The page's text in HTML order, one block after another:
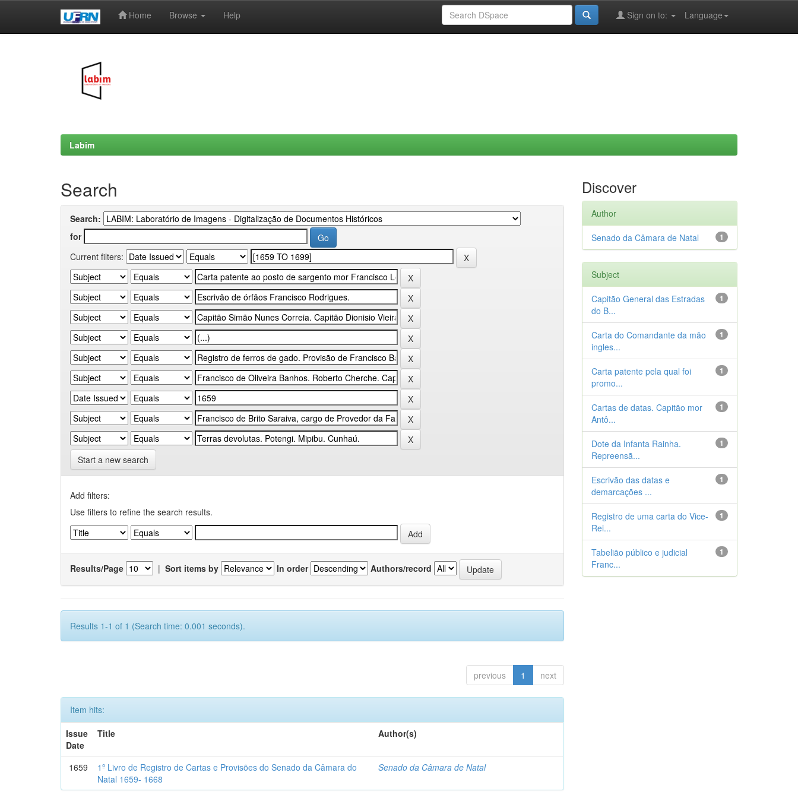
Home Browse Help Language
Sign on to:
Labim
Search
Search:
for
Current filters:
Start a new search
Add filters:
Use filters to refine the search results.
Results/Page | Sort items by In order Authors/record
Results 1-1 of 1 (Search time: 0.001 seconds).
previous 1 next
Item hits:
Issue
Date
Title Author(s)
1659
1º Livro de Registro de Cartas e Provisões do Senado da Câmara do
Natal 1659- 1668
Senado da Câmara de Natal
Discover
Author
1
Senado da Câmara de Natal
Subject
1
Capitão General das Estradas
do B...
1
Carta do Comandante da mão
ingles...
1
Carta patente pela qual foi
promo...
1
Cartas de datas. Capitão mor
Antô...
1
Dote da Infanta Rainha.
Repreensã...
1
Escrivão das datas e
demarcações ...
1
Registro de uma carta do Vice-
Rei...
1
Tabelião público e judicial
Franc...